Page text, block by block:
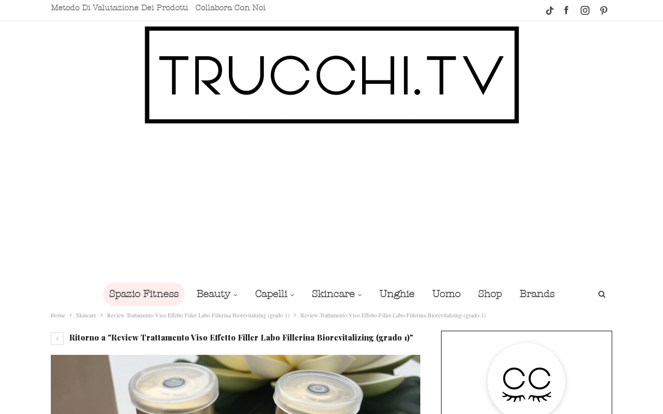
Metodo Di Valutazione Dei Prodotti Collabora Con Noi
Spazio Fitness Beauty Capelli Skincare Unghie Uomo Shop Brands
Home Skincare Review Trattamento Viso Effetto Filler Labo Fillerina Biorevitalizing (grado 1) Review-Trattamento-Viso-Effetto-Filler-Labo-Fillerina-Biorevitalizing-(grado-1)
Ritorno a "Review Trattamento Viso Effetto Filler Labo Fillerina Biorevitalizing (grado 1)"